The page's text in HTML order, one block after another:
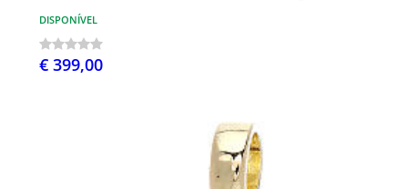
DISPONÍVEL
€ 399,00